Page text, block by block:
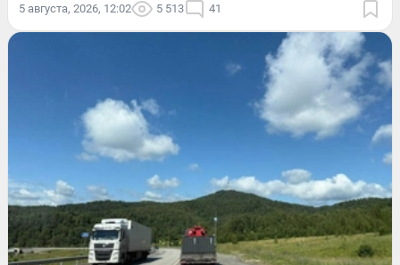
5 августа, 2026, 12:02 5 513 41